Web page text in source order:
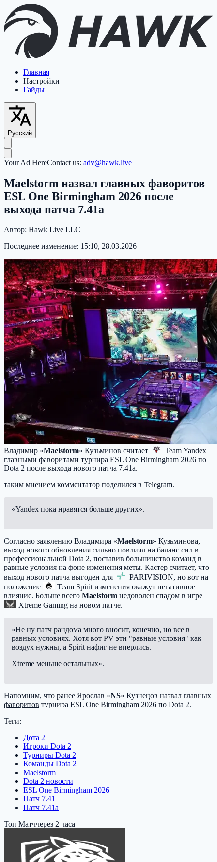
Главная
Настройки
Гайды
Русский
Your Ad HereContact us: adv@hawk.live
Maelstorm назвал главных фаворитов
ESL One Birmingham 2026 после
выхода патча 7.41a
Автор: Hawk Live LLC
Последнее изменение: 15:10, 28.03.2026
Владимир «Maelstorm» Кузьминов считает
Team Yandex
главными фаворитами турнира ESL One Birmingham 2026 по
Dota 2 после выхода нового патча 7.41a.
таким мнением комментатор поделился в Telegram.
«Yandex пока нравятся больше других».
Согласно заявлению Владимира «Maelstorm» Кузьминова,
выход нового обновления сильно повлиял на баланс сил в
профессиональной Dota 2, поставив большинство команд в
равные условия на фоне изменения меты. Кастер считает, что
выход нового патча выгоден для
PARIVISION, но вот на
положение
Team Spiritизменения окажут негативное
влияние. Больше всего Maelstorm недоволен спадом в игре
Xtreme Gaming на новом патче.
«Не ну патч рандома много вносит, конечно, но все в
равных условиях. Хотя вот PV эти "равные условия" как
воздух нужны, а Spirit нафиг не вперлись.
Xtreme меньше остальных».
Напомним, что ранее Ярослав «NS» Кузнецов назвал главных
фаворитов турнира ESL One Birmingham 2026 по Dota 2.
Теги:
Дота 2
Игроки Dota 2
Турниры Dota 2
Команды Dota 2
Maelstorm
Dota 2 новости
ESL One Birmingham 2026
Патч 7.41
Патч 7.41a
Топ Матччерез 2 часа